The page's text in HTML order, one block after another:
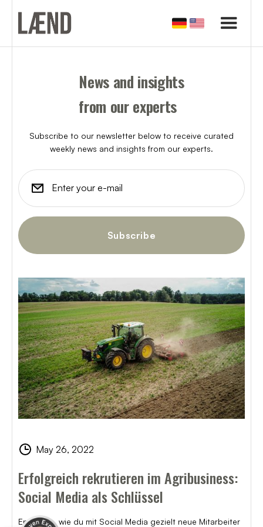
News and insights
from our experts
Subscribe to our newsletter below to receive curated
weekly news and insights from our experts.
May 26, 2022
Erfolgreich rekrutieren im Agribusiness:
Social Media als Schlüssel
Entdecke, wie du mit Social Media gezielt neue Mitarbeiter
Kundenbewertungen und Erfahrungen zu
LAEND | Agentur für Agrarmarketing | Online
100
%
Empfehlungen auf
SEHR GUT
5,00
/
5,00